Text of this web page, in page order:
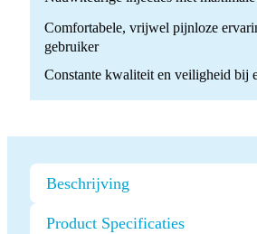
Comfortabele, vrijwel pijnloze
gebruiker
Constante kwaliteit en veiligheid bij
Beschrijving
Product Specificaties